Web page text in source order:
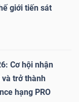
giới tiến sát
Cơ hội nhận
và trở thành
hạng PRO